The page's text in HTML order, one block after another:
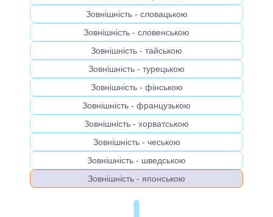
Зовнішність - словацькою
Зовнішність - словенською
Зовнішність - тайською
Зовнішність - турецькою
Зовнішність - фінською
Зовнішність - французькою
Зовнішність - хорватською
Зовнішність - чеською
Зовнішність - шведською
Зовнішність - японською